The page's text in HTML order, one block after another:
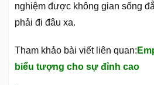
nghiệm được không gian sống
phải đi đâu xa.
Tham khảo bài viết liên quan:
biểu tượng cho sự đỉnh cao